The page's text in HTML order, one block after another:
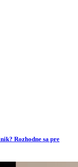
Rozhodne sa pre